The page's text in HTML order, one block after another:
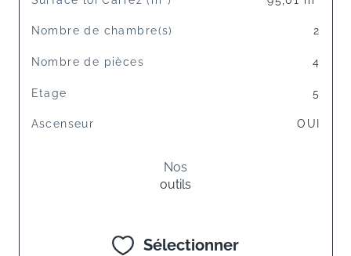
Nombre de chambre(s) 2
Nombre de pièces 4
Etage 5
Ascenseur OUI
Nos
outils
Sélectionner